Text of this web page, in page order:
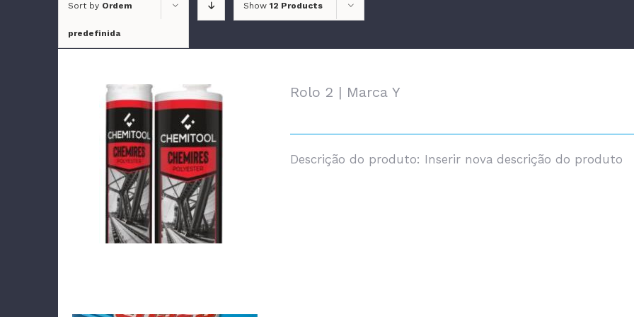
Sort by Ordem
predefinida
Show 12 Products
Rolo 2 | Marca Y
Descrição do produto: Inserir nova descrição do produto
CONTACTOS
Zona Industrial de Soure, LT 23
3130-551 Soure, Portugal